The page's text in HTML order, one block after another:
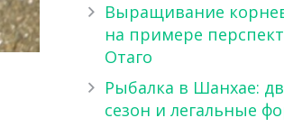
Выращивание
на примере
Отаго
Рыбалка в Шанхае:
сезон и легальные